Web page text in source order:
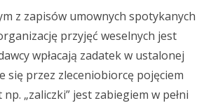
zapisów umownych spotykanych
przyjęć weselnych jest
wpłacają zadatek w ustalonej
się przez zleceniobiorcę pojęciem
„zaliczki” jest zabiegiem w pełni